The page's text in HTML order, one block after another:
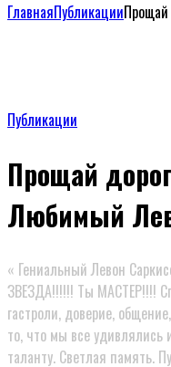
ГлавнаяПубликацииПрощай
Публикации
Прощай
Любимый
« Гениальный Левон
ЗВЕЗДА!!!!!! Ты МАСТЕР!!!!
гастроли, доверие,
то, что мы все удивлялись
таланту. Светлая память.